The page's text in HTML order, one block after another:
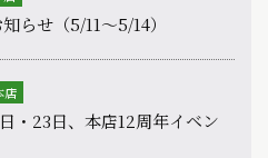
らせ（5/11〜5/14）
店
・23日、本店12周年イベン